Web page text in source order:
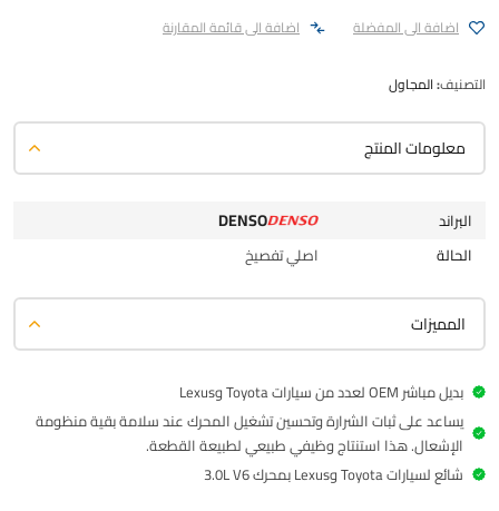
اضافة الى المفضلة اضافة الى قائمة المقارنة
التصنيف:المجاول
معلومات المنتج
البراند DENSO
الحالة اصلي تفصيخ
المميزات
بديل مباشر OEM لعدد من سيارات Toyota وLexus
يساعد على ثبات الشرارة وتحسين تشغيل المحرك عند سلامة بقية منظومة
الإشعال. هذا استنتاج وظيفي طبيعي لطبيعة القطعة.
شائع لسيارات Toyota وLexus بمحرك 3.0L V6